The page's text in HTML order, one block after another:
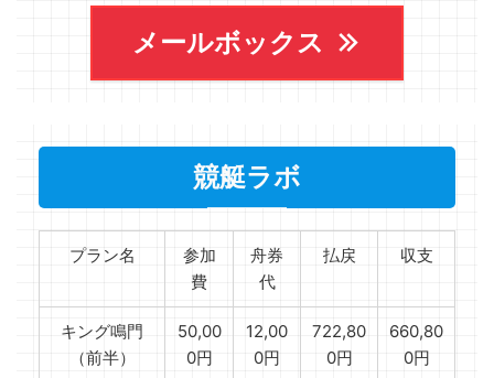
メールボックス
競艇ラボ
プラン名
参加
費
舟券
代
払戻 収支
キング鳴門
（前半）
50,00
0円
12,00
0円
722,80
0円
660,80
0円